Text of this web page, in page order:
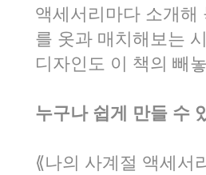
액세서리마다 소개해
를 옷과 매치해보는
디자인도 이 책의 빼
누구나 쉽게 만들 수
⟪나의 사계절 액세서